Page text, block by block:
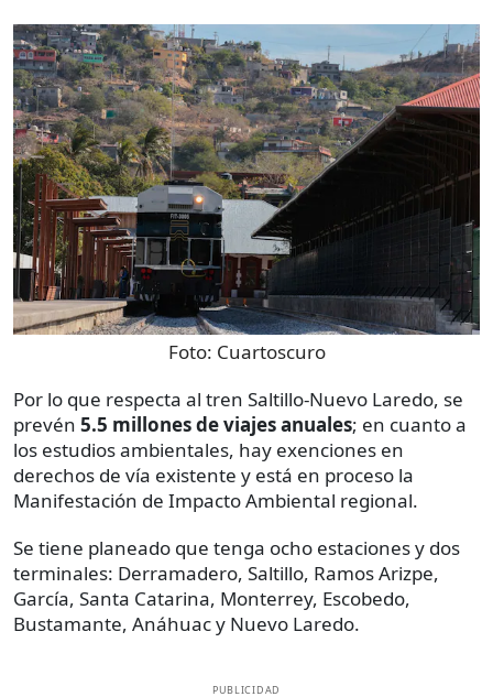
Foto: Cuartoscuro
Por lo que respecta al tren Saltillo-Nuevo Laredo, se
prevén 5.5 millones de viajes anuales; en cuanto a
los estudios ambientales, hay exenciones en
derechos de vía existente y está en proceso la
Manifestación de Impacto Ambiental regional.
Se tiene planeado que tenga ocho estaciones y dos
terminales: Derramadero, Saltillo, Ramos Arizpe,
García, Santa Catarina, Monterrey, Escobedo,
Bustamante, Anáhuac y Nuevo Laredo.
PUBLICIDAD